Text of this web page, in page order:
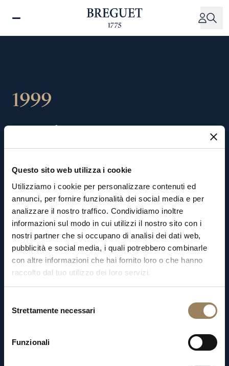
Questo sito web utilizza i cookie
Utilizziamo i cookie per personalizzare contenuti ed
annunci, per fornire funzionalità dei social media e per
analizzare il nostro traffico. Condividiamo inoltre
informazioni sul modo in cui utilizzi il nostro sito con i
nostri partner che si occupano di analisi dei dati web,
pubblicità e social media, i quali potrebbero combinarle
con altre informazioni che hai fornito loro o che hanno
raccolto dal tuo utilizzo dei loro servizi.
delStrettamente necessari
Funzionali
1999
Venditadelgruppo
orologieroBregueta
SwatchGroup
Sottolaguidadi NicolasG.Hayek, Presidente
eCEOdellaMaison,Breguetèla
quindicesimaaziendaaunirsiaSwatch
Group. Profondamente devotoal marchio,
Hayek dispiega tutte le risorse umane
finanziarienecessarieperrestituirealla
Maisonl’anticosplendore,
sulla